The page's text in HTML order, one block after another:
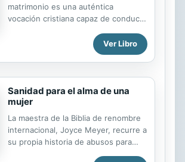
matrimonio es una auténtica
vocación cristiana capaz de conducir
embargo, aunque ciertos
movimientos han abierto pistas
destacables, la espiritualidad
conyugal sigue siendo en nuestros
días la pariente pobre de la
espiritualidad cristiana. ¿Por qué?
Probablemente porque carecía de la
posibilidad de construirse sobre una
verdadera teología del matrimonio, lo
que la condenaba a permanecer en
Ver Libro
Sanidad para el alma de una
mujer
La maestra de la Biblia de renombre
internacional, Joyce Meyer, recurre a
su propia historia de abusos para